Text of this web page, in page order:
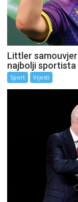
Littler
najbolji sportista
Sport Vijesti